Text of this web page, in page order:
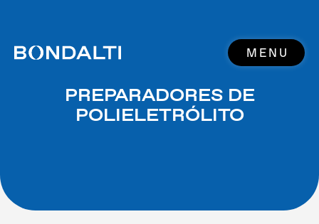
MENU
PREPARADORES DE
POLIELETRÓLITO